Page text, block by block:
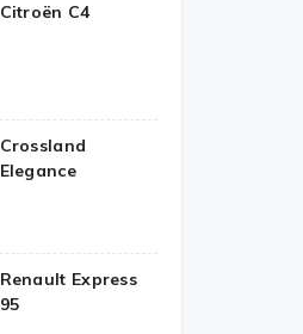
Citroën C4
Crossland
Elegance
Renault Express
95